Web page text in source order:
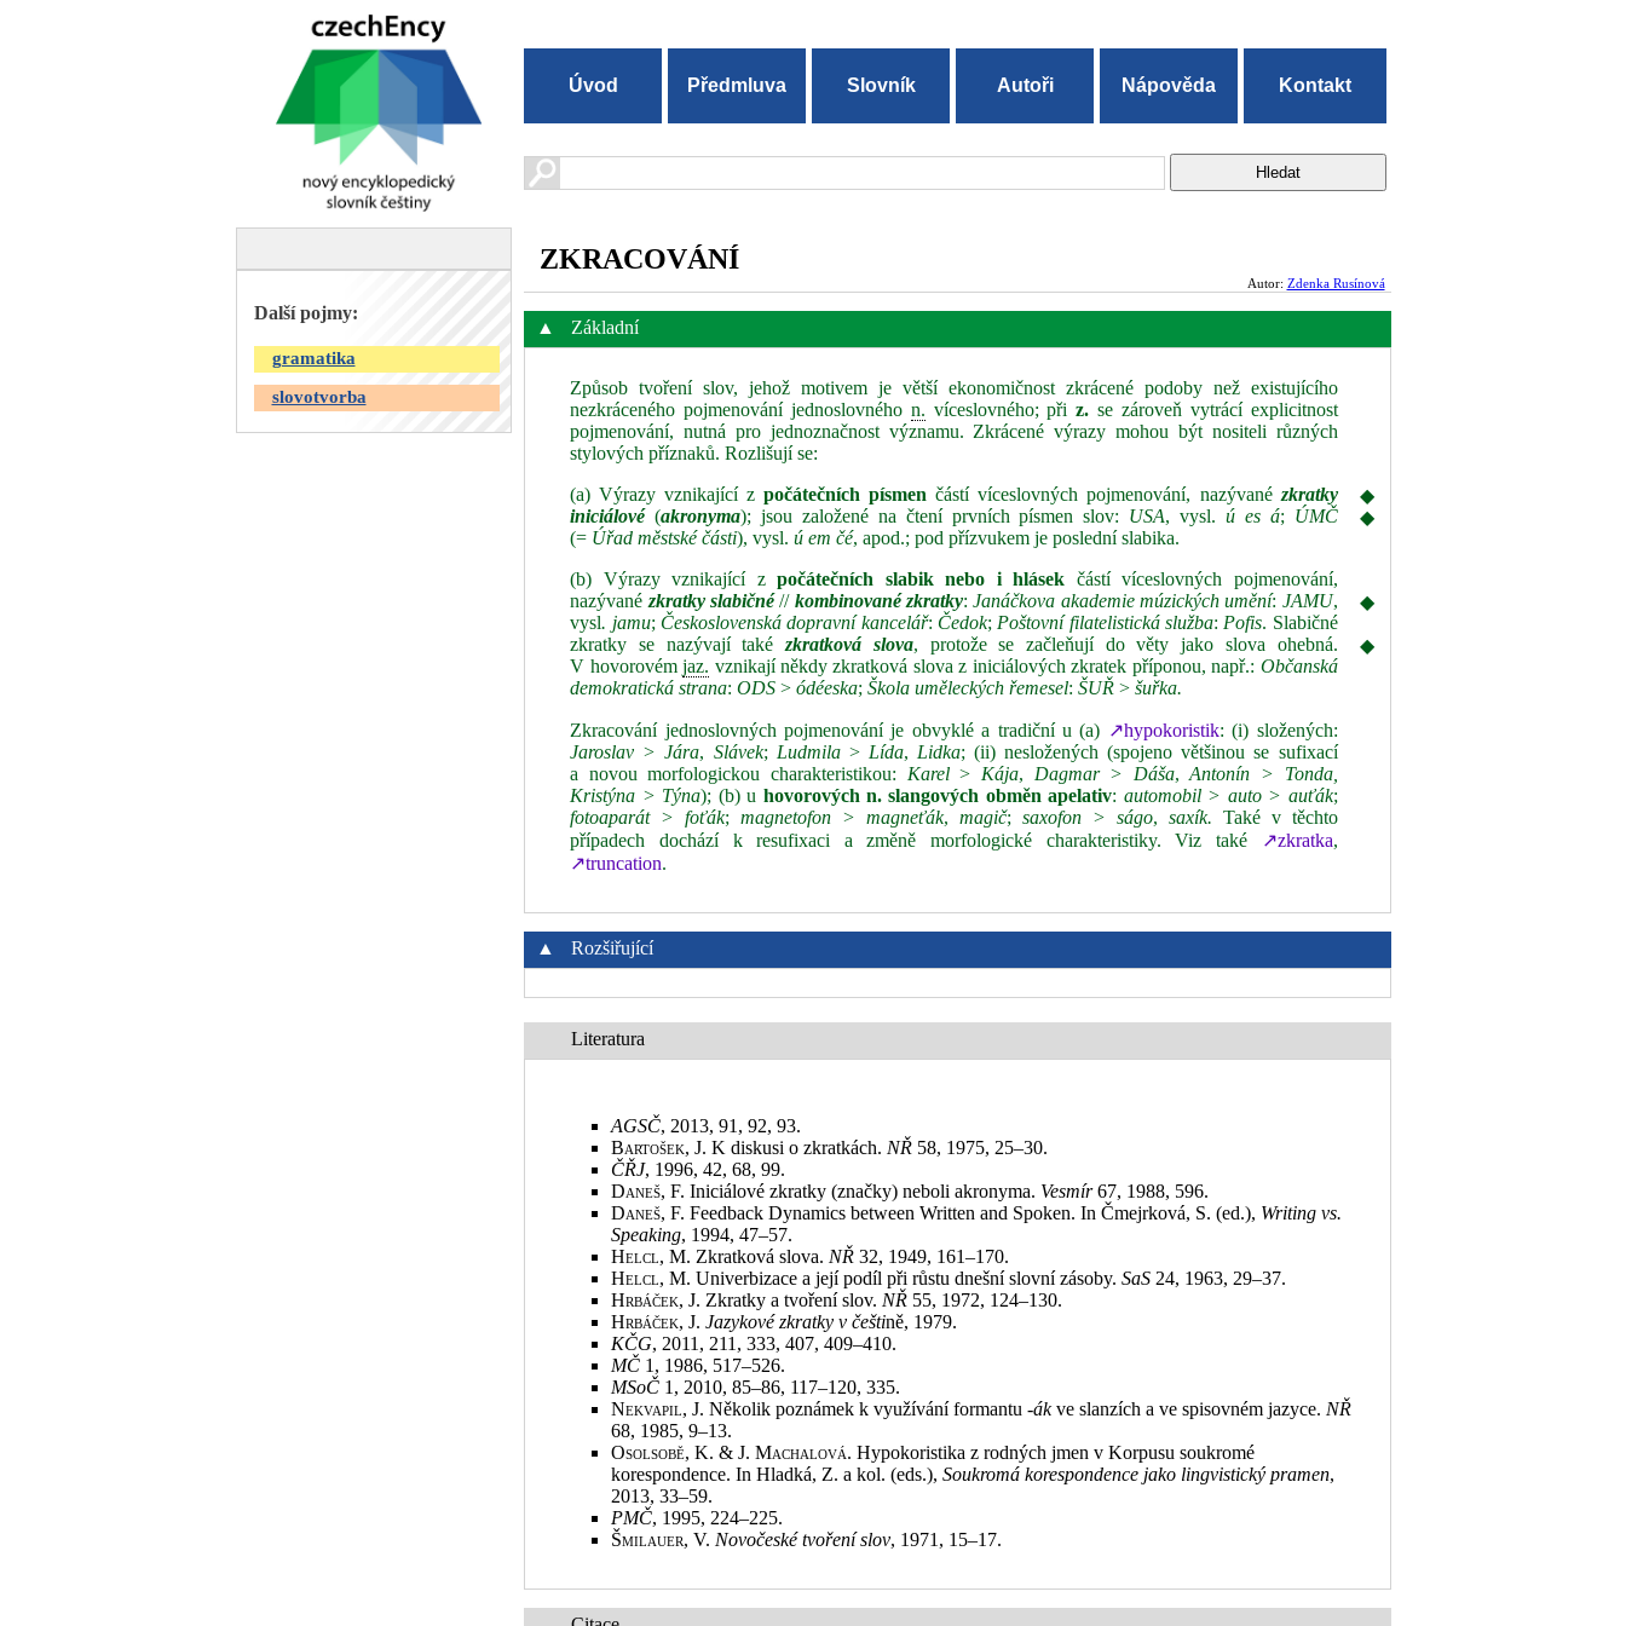
Úvod Předmluva Slovník Autoři Nápověda Kontakt
ZKRACOVÁNÍ
Autor: Zdenka Rusínová
▲ Základní
Způsob tvoření slov, jehož motivem je větší ekonomičnost zkrácené podoby než existujícího
nezkráceného pojmenování jednoslovného n. víceslovného; přiz. se zároveň vytrácí explicitnost
pojmenování, nutná pro jednoznačnost významu. Zkrácené výrazy mohou být nositeli různých
stylových příznaků. Rozlišují se:
(a) Výrazy vznikající zpočátečních písmen částí víceslovných pojmenování, nazývané zkratky
iniciálové(akronyma); jsou založené na čtení prvních písmen slov: USA, vysl. ú es á; ÚMČ
(= Úřad městské části), vysl.ú em čé, apod.; pod přízvukem je poslední slabika.
(b) Výrazy vznikající zpočátečních slabik nebo i hlásek částí víceslovných pojmenování,
nazývané zkratky slabičné// kombinované zkratky:Janáčkova akademie múzických umění: JAMU,
vysl. jamu; Československá dopravní kancelář: Čedok; Poštovní filatelistická služba: Pofis. Slabičné
zkratky se nazývají takézkratková slova, protože se začleňují do věty jako slova ohebná.
V hovorovémjaz. vznikají někdy zkratková slova z iniciálových zkratek příponou, např.: Občanská
demokratická strana:ODS >ódéeska;Škola uměleckých řemesel:ŠUŘ >šuřka.
Zkracování jednoslovných pojmenování je obvyklé a tradiční u (a) ↗hypokoristik: (i) složených:
Jaroslav > Jára, Slávek; Ludmila> Lída, Lidka; (ii) nesložených (spojeno většinou se sufixací
a novou morfologickou charakteristikou: Karel> Kája, Dagmar > Dáša,Antonín > Tonda,
Kristýna > Týna); (b) u hovorových n. slangových obměn apelativ: automobil > auto > auťák;
fotoaparát > foťák;magnetofon > magneťák, magič; saxofon > ságo, saxík. Také v těchto
případech dochází k resufixaci a změně morfologické charakteristiky. Viz také
↗zkratka,
↗truncation.
◆
◆
◆
◆
▲ Rozšiřující
Literatura
AGSČ, 2013, 91, 92, 93.
Bartošek, J.K diskusi o zkratkách. NŘ 58, 1975, 25–30.
ČŘJ, 1996, 42, 68, 99.
Daneš, F.Iniciálové zkratky (značky) neboli akronyma. Vesmír67, 1988, 596.
Daneš, F.Feedback Dynamics between Written and Spoken. In Čmejrková, S. (ed.), Writing vs.
Speaking, 1994, 47–57.
Helcl, M. Zkratková slova. NŘ 32, 1949, 161–170.
Helcl, M.Univerbizace a její podíl při růstu dnešní slovní zásoby.SaS 24, 1963, 29–37.
Hrbáček, J. Zkratky a tvoření slov. NŘ 55, 1972, 124–130.
Hrbáček, J.Jazykové zkratky v češtině, 1979.
KČG, 2011, 211, 333, 407, 409–410.
MČ 1, 1986, 517–526.
MSoČ 1, 2010, 85–86, 117–120, 335.
Nekvapil, J.Několik poznámek k využívání formantu‑ákve slanzích a ve spisovném jazyce. NŘ
68, 1985, 9–13.
Osolsobě, K. & J. Machalová. Hypokoristika z rodných jmen v Korpusu soukromé
korespondence. In Hladká, Z. a kol. (eds.),Soukromá korespondence jako lingvistický pramen,
2013, 33–59.
PMČ, 1995, 224–225.
Šmilauer, V. Novočeské tvoření slov, 1971, 15–17.
Další pojmy:
gramatika
slovotvorba